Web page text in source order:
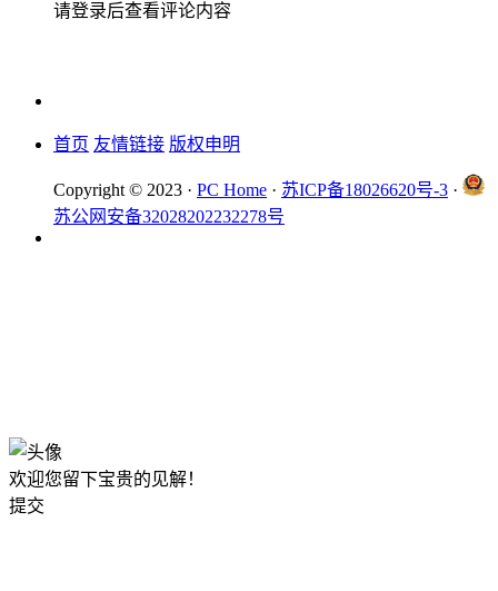
请登录后查看评论内容
首页 友情链接 版权申明
Copyright © 2023 · PC Home · 苏ICP备18026620号-3 ·
苏公网安备32028202232278号
欢迎您留下宝贵的见解！
提交